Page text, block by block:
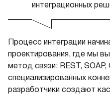
интеграционных
Процесс интеграции
проектирования, где мы
метод связи: REST, SOAP,
специализированных
разработчики создают